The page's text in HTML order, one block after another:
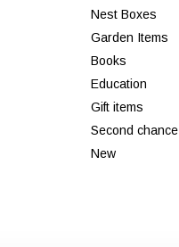
Nest Boxes
Garden Items
Books
Education
Gift items
Second chance
New